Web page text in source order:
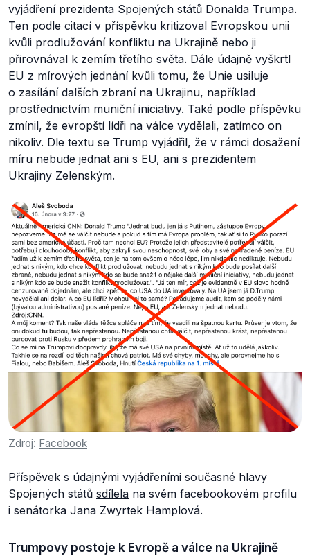
vyjádření prezidenta Spojených států Donalda Trumpa.
Ten podle citací v příspěvku kritizoval Evropskou unii
kvůli prodlužování konfliktu na Ukrajině nebo ji
přirovnával k zemím třetího světa. Dále údajně vyškrtl
EU z mírových jednání kvůli tomu, že Unie usiluje
o zasílání dalších zbraní na Ukrajinu, například
prostřednictvím muniční iniciativy. Také podle příspěvku
zmínil, že evropští lídři na válce vydělali, zatímco on
nikoliv. Dle textu se Trump vyjádřil, že v rámci dosažení
míru nebude jednat ani s EU, ani s prezidentem
Ukrajiny Zelenským.
Zdroj: Facebook
Příspěvek s údajnými vyjádřeními současné hlavy
Spojených států sdílela na svém facebookovém profilu
i senátorka Jana Zwyrtek Hamplová.
Trumpovy postoje k Evropě a válce na Ukrajině